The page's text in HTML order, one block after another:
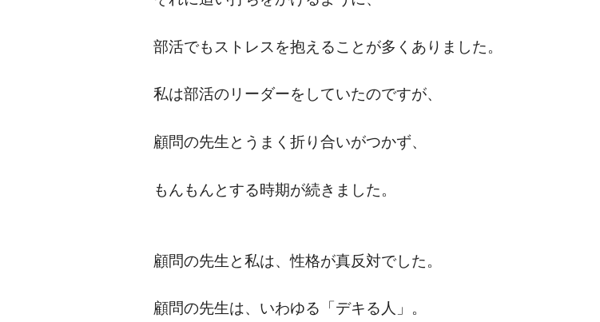
部活でもストレスを抱えることが多くありました。
私は部活のリーダーをしていたのですが、
顧問の先生とうまく折り合いがつかず、
もんもんとする時期が続きました。
顧問の先生と私は、性格が真反対でした。
顧問の先生は、いわゆる「デキる人」。